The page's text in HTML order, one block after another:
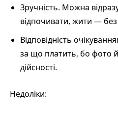
Зручність. Можна
відпочивати, жити —
Відповідність
за що платить, бо фото
дійсності.
Недоліки: